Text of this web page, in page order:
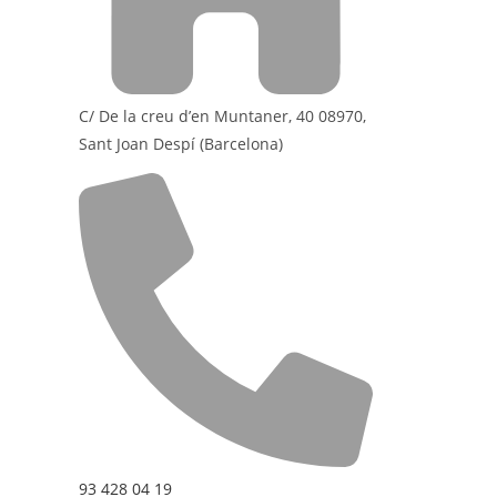
C/ De la creu d’en Muntaner, 40 08970,
Sant Joan Despí (Barcelona)
93 428 04 19